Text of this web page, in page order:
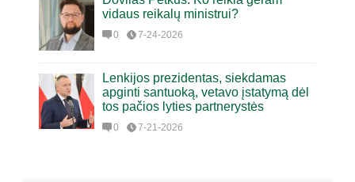
vidaus reikalų ministrui?
0 7-24-2026
Lenkijos prezidentas, siekdamas
apginti santuoką, vetavo įstatymą dėl
tos pačios lyties partnerystės
0 7-21-2026